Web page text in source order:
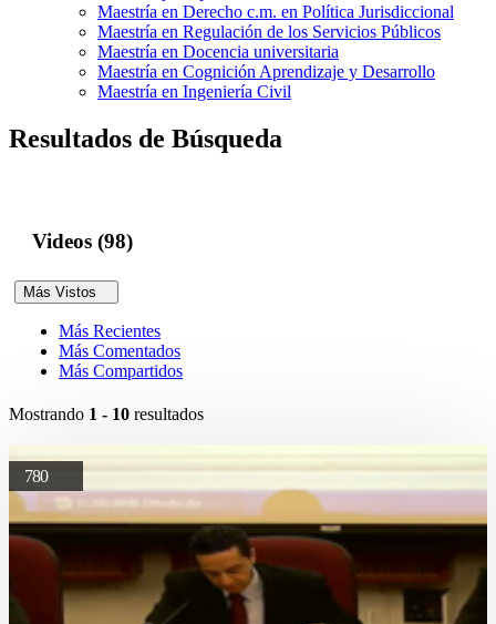
Maestría en Derecho c.m. en Política Jurisdiccional
Maestría en Regulación de los Servicios Públicos
Maestría en Docencia universitaria
Maestría en Cognición Aprendizaje y Desarrollo
Maestría en Ingeniería Civil
Resultados de Búsqueda
Videos (98)
Más Vistos
Más Recientes
Más Comentados
Más Compartidos
Mostrando 1 - 10 resultados
780